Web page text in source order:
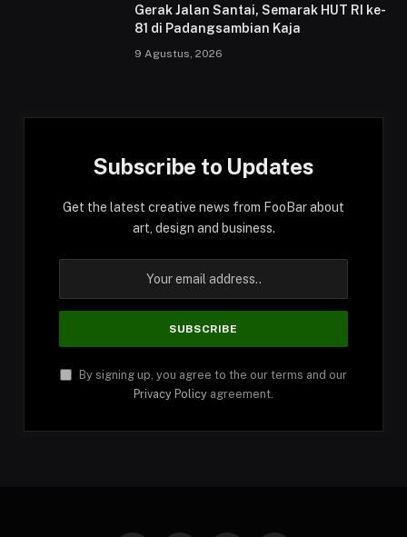
Gerak Jalan Santai, Semarak HUT RI ke-
81 di Padangsambian Kaja
9 Agustus, 2026
Subscribe to Updates
Get the latest creative news from FooBar about
art, design and business.
By signing up, you agree to the our terms and our
Privacy Policy agreement.